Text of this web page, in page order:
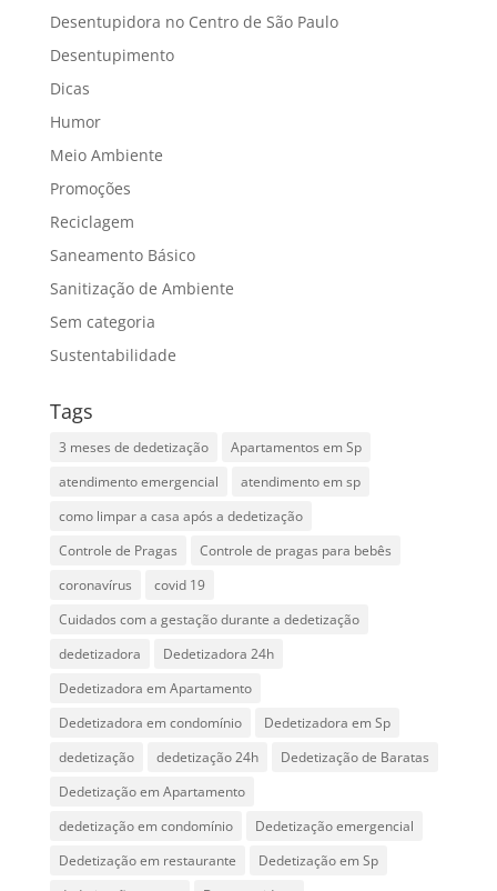
Desentupidora no Centro de São Paulo
Desentupimento
Dicas
Humor
Meio Ambiente
Promoções
Reciclagem
Saneamento Básico
Sanitização de Ambiente
Sem categoria
Sustentabilidade
Tags
3 meses de dedetização
Apartamentos em Sp
atendimento emergencial
atendimento em sp
como limpar a casa após a dedetização
Controle de Pragas
Controle de pragas para bebês
coronavírus
covid 19
Cuidados com a gestação durante a dedetização
dedetizadora
Dedetizadora 24h
Dedetizadora em Apartamento
Dedetizadora em condomínio
Dedetizadora em Sp
dedetização
dedetização 24h
Dedetização de Baratas
Dedetização em Apartamento
dedetização em condomínio
Dedetização emergencial
Dedetização em restaurante
Dedetização em Sp